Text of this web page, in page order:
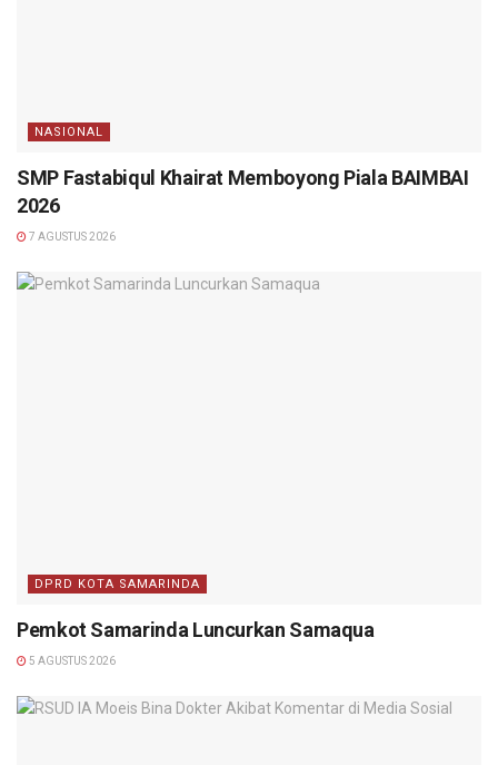
NASIONAL
SMP Fastabiqul Khairat Memboyong Piala BAIMBAI
2026
7 AGUSTUS 2026
DPRD KOTA SAMARINDA
Pemkot Samarinda Luncurkan Samaqua
5 AGUSTUS 2026